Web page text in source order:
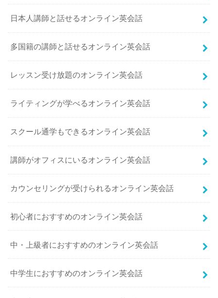
日本人講師と話せるオンライン英会話
多国籍の講師と話せるオンライン英会話
レッスン受け放題のオンライン英会話
ライティングが学べるオンライン英会話
スクール通学もできるオンライン英会話
講師がオフィスにいるオンライン英会話
カウンセリングが受けられるオンライン英会話
初心者におすすめのオンライン英会話
中・上級者におすすめのオンライン英会話
中学生におすすめのオンライン英会話